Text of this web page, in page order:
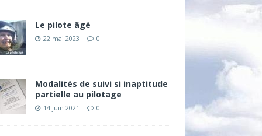
Le pilote âgé
22 mai 2023 0
Modalités de suivi si inaptitude
partielle au pilotage
14 juin 2021 0